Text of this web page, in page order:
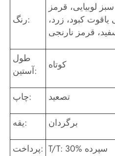
رنگ:
لوبیایی، قرمز
کبود، زرد،
قرمز نارنجی
طول
آستین:
کوتاه
چاپ: تصعید
یقه: برگردان
پرداخت: T/T: 30% سپرده